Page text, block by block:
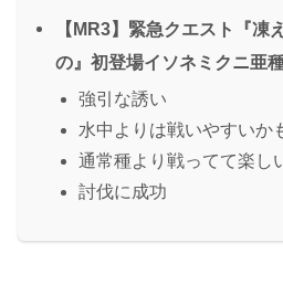
【MR3】緊急クエスト『凍
の』初登場イソネミクニ亜
強引な誘い
水中よりは戦いやすいか
通常種より戦ってて楽し
討伐に成功